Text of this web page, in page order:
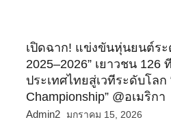
เปิดฉาก! แข่งขันหุ่นยนต์ระ
2025–2026” เยาวชน
ประเทศไทยสู่เวทีระดับโลก
Championship” @อเมริกา
Admin2
มกราคม 15, 2026